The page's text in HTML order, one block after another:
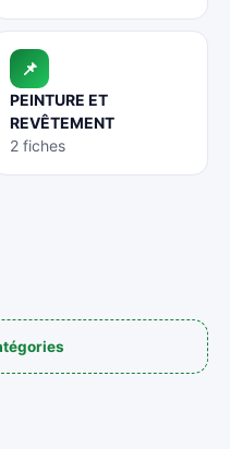
📌
PEINTURE ET
REVÊTEMENT
2 fiches